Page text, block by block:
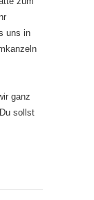
uns in
ganz
sollst